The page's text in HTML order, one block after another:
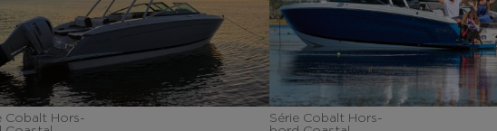
Cobalt Hors-
Série Cobalt Hors-